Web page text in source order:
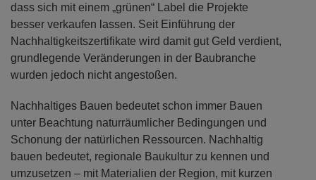
dass sich mit einem „grünen“ Label die Projekte
besser verkaufen lassen. Seit Einführung der
Nachhaltigkeitszertifikate wird damit gut Geld verdient,
grundlegende Veränderungen in der Baubranche
wurden jedoch nicht angestoßen.
Nachhaltiges Bauen bedeutet schon immer Bauen
unter Beachtung naturräumlicher Bedingungen und
Schonung der natürlichen Ressourcen. Nachhaltig
bauen bedeutet, regionale Baukultur zu kennen und
umzusetzen – mit Materialien der Region, mit kurzen